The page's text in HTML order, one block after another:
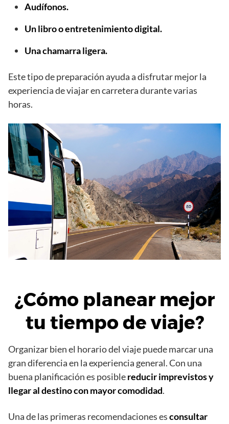
Audífonos.
Un libro o entretenimiento digital.
Una chamarra ligera.
Este tipo de preparación ayuda a disfrutar mejor la
experiencia de viajar en carretera durante varias
horas.
¿Cómo planear mejor
tu tiempo de viaje?
Organizar bien el horario del viaje puede marcar una
gran diferencia en la experiencia general. Con una
buena planificación es posiblereducir imprevistos y
llegar al destino con mayor comodidad.
Una de las primeras recomendaciones esconsultar